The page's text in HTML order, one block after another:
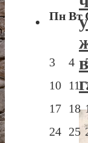
у
Пн Вт
3
4
10 11
17 18
24 25